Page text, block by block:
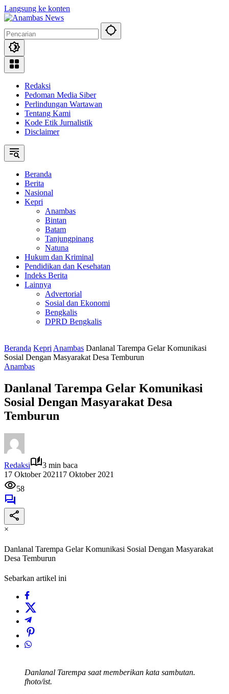
Langsung ke konten
Redaksi
Pedoman Media Siber
Perlindungan Wartawan
Tentang Kami
Kode Etik Jurnalistik
Disclaimer
Beranda
Berita
Nasional
Kepri
Anambas
Bintan
Batam
Tanjungpinang
Natuna
Hukum dan Kriminal
Pendidikan dan Kesehatan
Indeks Berita
Lainnya
Advertorial
Sosial dan Ekonomi
Bengkalis
DPRD Bengkalis
Beranda Kepri Anambas Danlanal Tarempa Gelar Komunikasi
Sosial Dengan Masyarakat Desa Temburun
Anambas
Danlanal Tarempa Gelar Komunikasi
Sosial Dengan Masyarakat Desa
Temburun
Redaksi
3 min baca
17 Oktober 202117 Oktober 2021
58
×
Danlanal Tarempa Gelar Komunikasi Sosial Dengan Masyarakat
Desa Temburun
Sebarkan artikel ini
Danlanal Tarempa saat memberikan kata sambutan.
fhoto/ist.